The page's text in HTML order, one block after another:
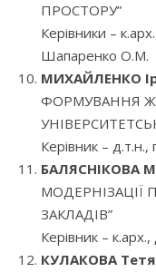
ПРОСТОРУ”
Керівники –
Шапаренко О.М.
МИХАЙЛЕНКО
ФОРМУВАННЯ
Керівник –
БАЛЯСНІКОВА
ЗАКЛАДІВ”
Керівник –
КУЛАКОВА